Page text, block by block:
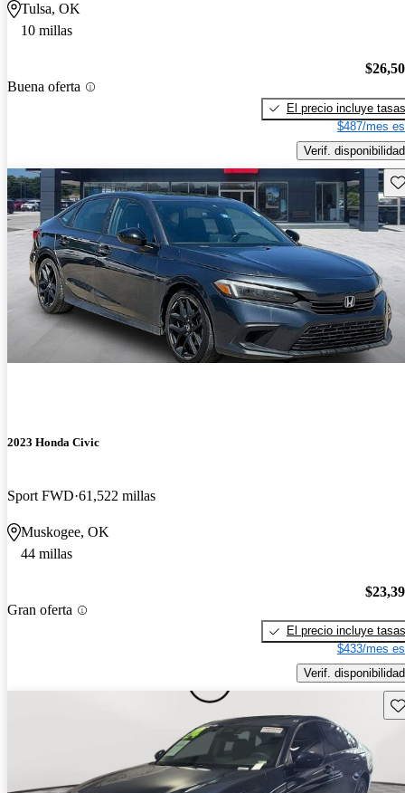
Tulsa, OK
10 millas
Buena oferta
El precio incluye tasas
$487/mes
Verif. disponibilidad
2023 Honda Civic
Sport FWD 61,522 millas
Muskogee, OK
44 millas
Gran oferta
El precio incluye tasas
$433/mes
Verif. disponibilidad